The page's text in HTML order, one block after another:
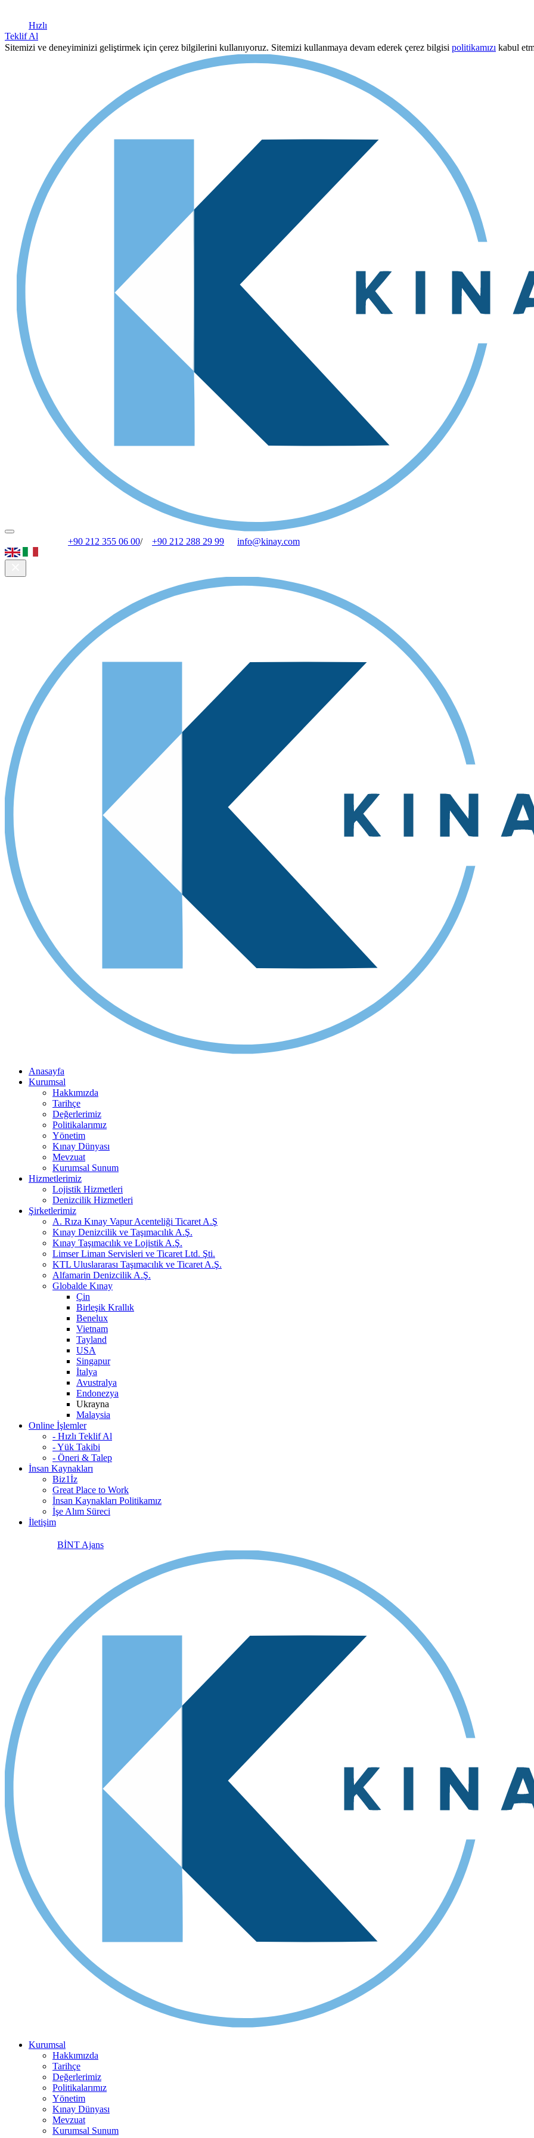
Hızlı
Teklif Al
Sitemizi ve deneyiminizi geliştirmek için çerez bilgilerini kullanıyoruz. Sitemizi kullanmaya devam ederek çerez bilgisi politikamızı kabul
+90 212 355 06 00/ +90 212 288 29 99 info@kinay.com
Anasayfa
Kurumsal
Hakkımızda
Tarihçe
Değerlerimiz
Politikalarımız
Yönetim
Kınay Dünyası
Mevzuat
Kurumsal Sunum
Hizmetlerimiz
Lojistik Hizmetleri
Denizcilik Hizmetleri
Şirketlerimiz
A. Rıza Kınay Vapur Acenteliği Ticaret A.Ş
Kınay Denizcilik ve Taşımacılık A.Ş.
Kınay Taşımacılık ve Lojistik A.Ş.
Limser Liman Servisleri ve Ticaret Ltd. Şti.
KTL Uluslararası Taşımacılık ve Ticaret A.Ş.
Alfamarin Denizcilik A.Ş.
Globalde Kınay
Çin
Birleşik Krallık
Benelux
Vietnam
Tayland
USA
Singapur
İtalya
Avustralya
Endonezya
Ukrayna
Malaysia
Online İşlemler
- Hızlı Teklif Al
- Yük Takibi
- Öneri & Talep
İnsan Kaynakları
Biz1İz
Great Place to Work
İnsan Kaynakları Politikamız
İşe Alım Süreci
İletişim
BİNT Ajans
Kurumsal
Hakkımızda
Tarihçe
Değerlerimiz
Politikalarımız
Yönetim
Kınay Dünyası
Mevzuat
Kurumsal Sunum